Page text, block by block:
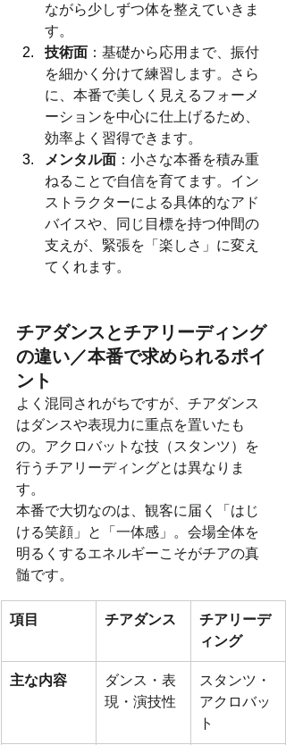
ながら少しずつ体を整えていきま
す。
技術面 ：基礎から応用まで、振付
を細かく分けて練習します。さら
に、本番で美しく見えるフォーメ
ーションを中心に仕上げるため、
効率よく習得できます。
メンタル面 ：小さな本番を積み重
ねることで自信を育てます。イン
ストラクターによる具体的なアド
バイスや、同じ目標を持つ仲間の
支えが、緊張を「楽しさ」に変え
てくれます。
チアダンスとチアリーディング
の違い／本番で求められるポイ
ント
よく混同されがちですが、チアダンス
はダンスや表現力に重点を置いたも
の。アクロバットな技（スタンツ）を
行うチアリーディングとは異なりま
す。
本番で大切なのは、観客に届く「はじ
ける笑顔」と「一体感」。会場全体を
明るくするエネルギーこそがチアの真
髄です。
項目 チアダンス
チアリーデ
ィング
主な内容
ダンス・表
現・演技性
スタンツ・
アクロバッ
ト